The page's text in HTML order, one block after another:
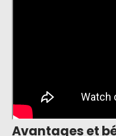
Avantages et